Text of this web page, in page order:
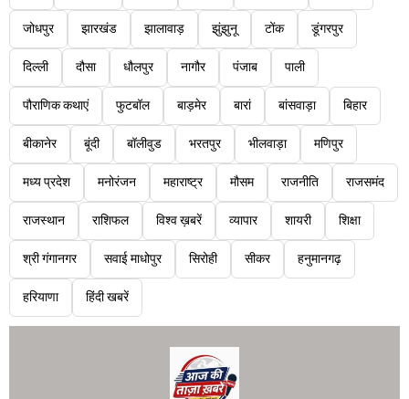
जोधपुर झारखंड झालावाड़ झुंझुनू टोंक डूंगरपुर
दिल्ली दौसा धौलपुर नागौर पंजाब पाली
पौराणिक कथाएं फुटबॉल बाड़मेर बारां बांसवाड़ा बिहार
बीकानेर बूंदी बॉलीवुड भरतपुर भीलवाड़ा मणिपुर
मध्य प्रदेश मनोरंजन महाराष्ट्र मौसम राजनीति राजसमंद
राजस्थान राशिफल विश्व ख़बरें व्यापार शायरी शिक्षा
श्री गंगानगर सवाई माधोपुर सिरोही सीकर हनुमानगढ़
हरियाणा हिंदी खबरें